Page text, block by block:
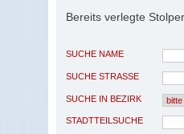
Bereits verlegte
SUCHE NAME
SUCHE STRASSE
SUCHE IN BEZIRK
STADTTEILSUCHE